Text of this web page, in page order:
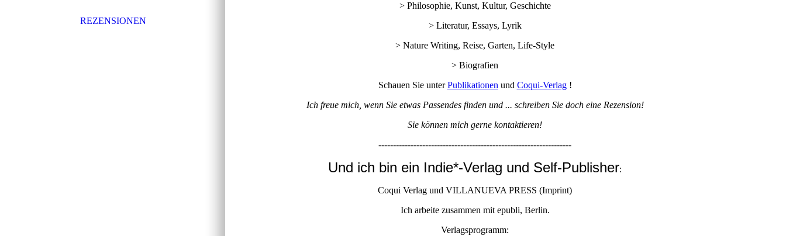
REZENSIONEN
> Philosophie, Kunst, Kultur, Geschichte
> Literatur, Essays, Lyrik
> Nature Writing, Reise, Garten, Life-Style
> Biografien
Schauen Sie unterPublikationen und Coqui-Verlag!
Ich freue mich, wenn Sie etwas Passendes finden und ... schreiben Sie doch eine Rezension!
Sie können mich gerne kontaktieren!
------------------------------------------------------------------
Und ich bin ein Indie*-Verlag und Self-Publisher:
Coqui Verlag und VILLANUEVA PRESS (Imprint)
Ich arbeite zusammen mit epubli, Berlin.
Verlagsprogramm: